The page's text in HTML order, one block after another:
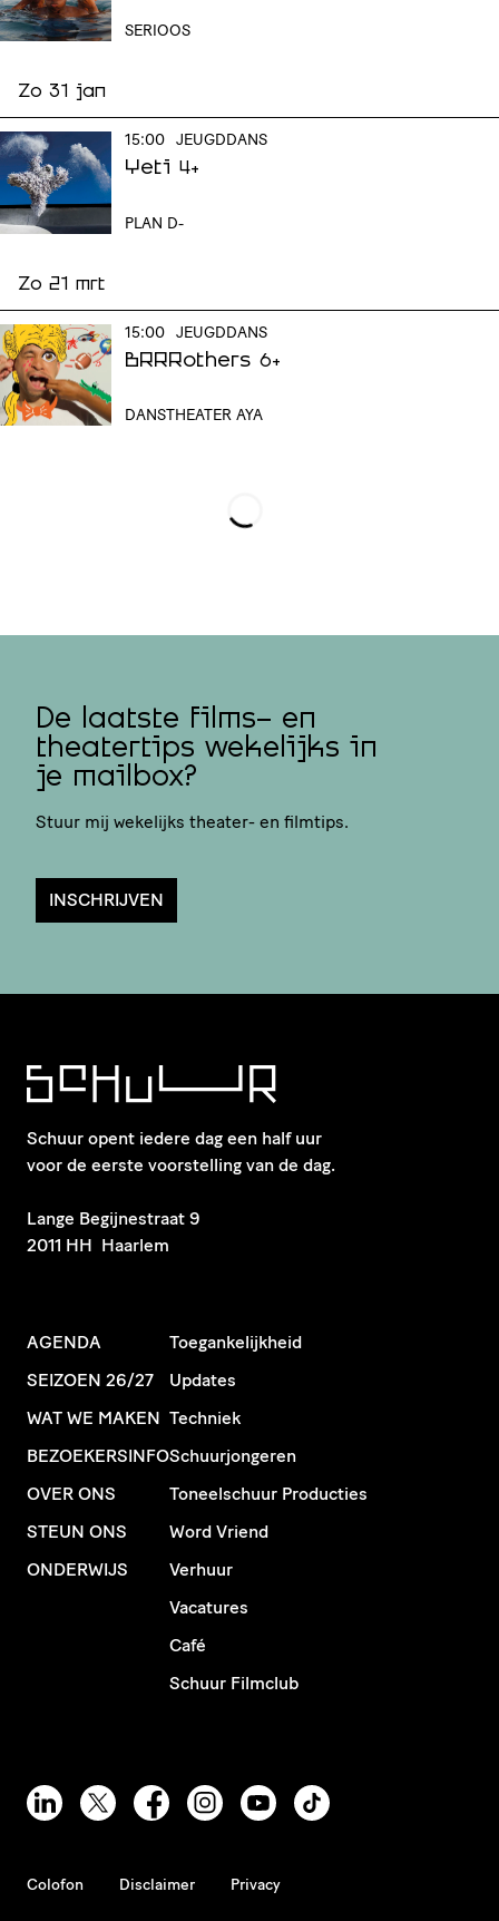
SERIOOS
Zo 31 jan
15:00 JEUGDDANS
Yeti 4+
PLAN D-
Zo 21 mrt
15:00 JEUGDDANS
BRRRothers 6+
DANSTHEATER AYA
De laatste films- en
theatertips wekelijks in
je mailbox?
Stuur mij wekelijks theater- en filmtips.
INSCHRIJVEN
Schuur opent iedere dag een half uur
voor de eerste voorstelling van de dag.
​Lange Begijnestraat 9
2011 HH Haarlem
AGENDA
SEIZOEN 26/27
WAT WE MAKEN
BEZOEKERSINFO
OVER ONS
STEUN ONS
ONDERWIJS
Toegankelijkheid
Updates
Techniek
Schuurjongeren
Toneelschuur Producties
Word Vriend
Verhuur
Vacatures
Café
Schuur Filmclub
Colofon Disclaimer Privacy